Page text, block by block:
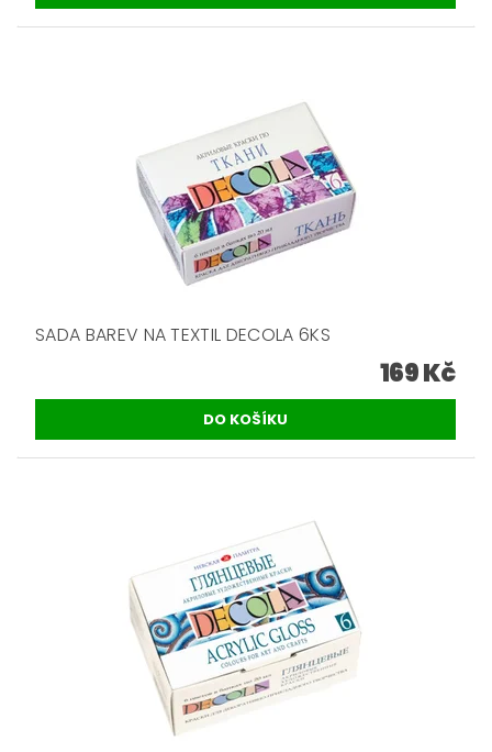
SADA BAREV NA TEXTIL DECOLA 6KS
169 Kč